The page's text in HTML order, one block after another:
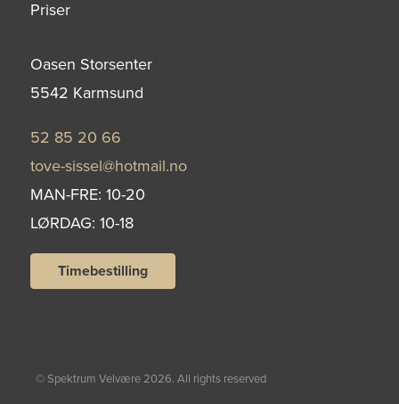
Priser
Oasen Storsenter
5542 Karmsund
52 85 20 66
tove-sissel@hotmail.no
MAN-FRE: 10-20
LØRDAG: 10-18
Timebestilling
© Spektrum Velvære 2026. All rights reserved